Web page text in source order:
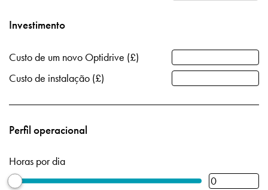
Investimento
Custo de um novo Optidrive (£)
Custo de instalação (£)
Perfil operacional
Horas por dia